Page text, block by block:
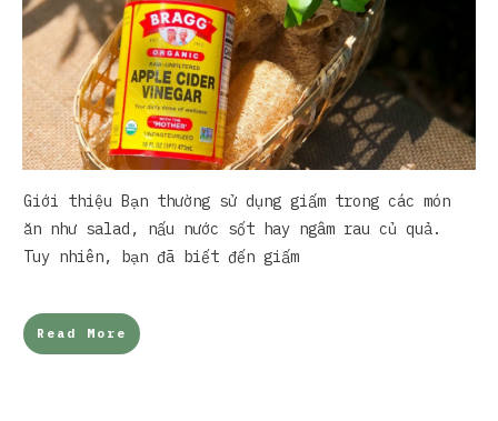
Giới thiệu Bạn thường sử dụng giấm trong các món
ăn như salad, nấu nước sốt hay ngâm rau củ quả.
Tuy nhiên, bạn đã biết đến giấm
Read More